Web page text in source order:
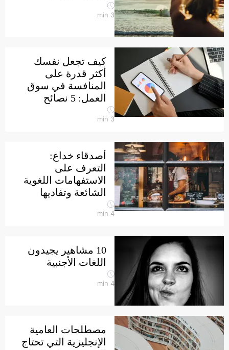
3
min
كيف تجعل نفسك
أكثر قدرة على
المنافسة في سوق
العمل: 5 نصائح
3
min
أصدقاء خداع:
التعرف على
الاستفهامات اللغوية
الشائعة وتفاديها
4
min
10 مشاهير يجيدون
اللغات الأجنبية
4
min
مصطلحات العامية
الإنجليزية التي تحتاج